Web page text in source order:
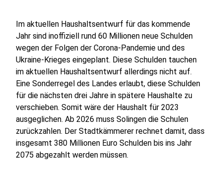
Im aktuellen Haushaltsentwurf für das kommende
Jahr sind inoffiziell rund 60 Millionen neue Schulden
wegen der Folgen der Corona-Pandemie und des
Ukraine-Krieges eingeplant. Diese Schulden tauchen
im aktuellen Haushaltsentwurf allerdings nicht auf.
Eine Sonderregel des Landes erlaubt, diese Schulden
für die nächsten drei Jahre in spätere Haushalte zu
verschieben. Somit wäre der Haushalt für 2023
ausgeglichen. Ab 2026 muss Solingen die Schulen
zurückzahlen. Der Stadtkämmerer rechnet damit, dass
insgesamt 380 Millionen Euro Schulden bis ins Jahr
2075 abgezahlt werden müssen.